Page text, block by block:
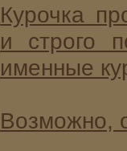
Курочка
и строго
именные
Возможно,